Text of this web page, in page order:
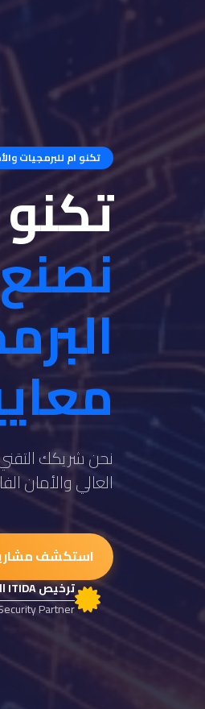
تكنو ام للبرمجيات
نحن شريكك
العالي والأمان
استكشف
ترخيص ITIDA المعتمد
Partner